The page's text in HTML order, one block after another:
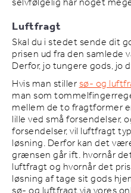
Luftfragt
Skal du i stedet sende dit
prisen ud fra den
Derfor, jo tungere gods, jo
Hvis man stillersø- og
man som
mellem de to fragtformer
lille ved små forsendelser,
forsendelser, vil luftfragt
løsning. Derfor kan det
grænsen går ift. hvornår
luftfragt og hvornår det
løsning af tage sit gods